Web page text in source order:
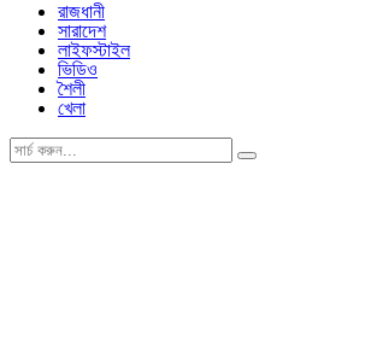
রাজধানী
সারাদেশ
লাইফস্টাইল
ভিডিও
শৈলী
খেলা